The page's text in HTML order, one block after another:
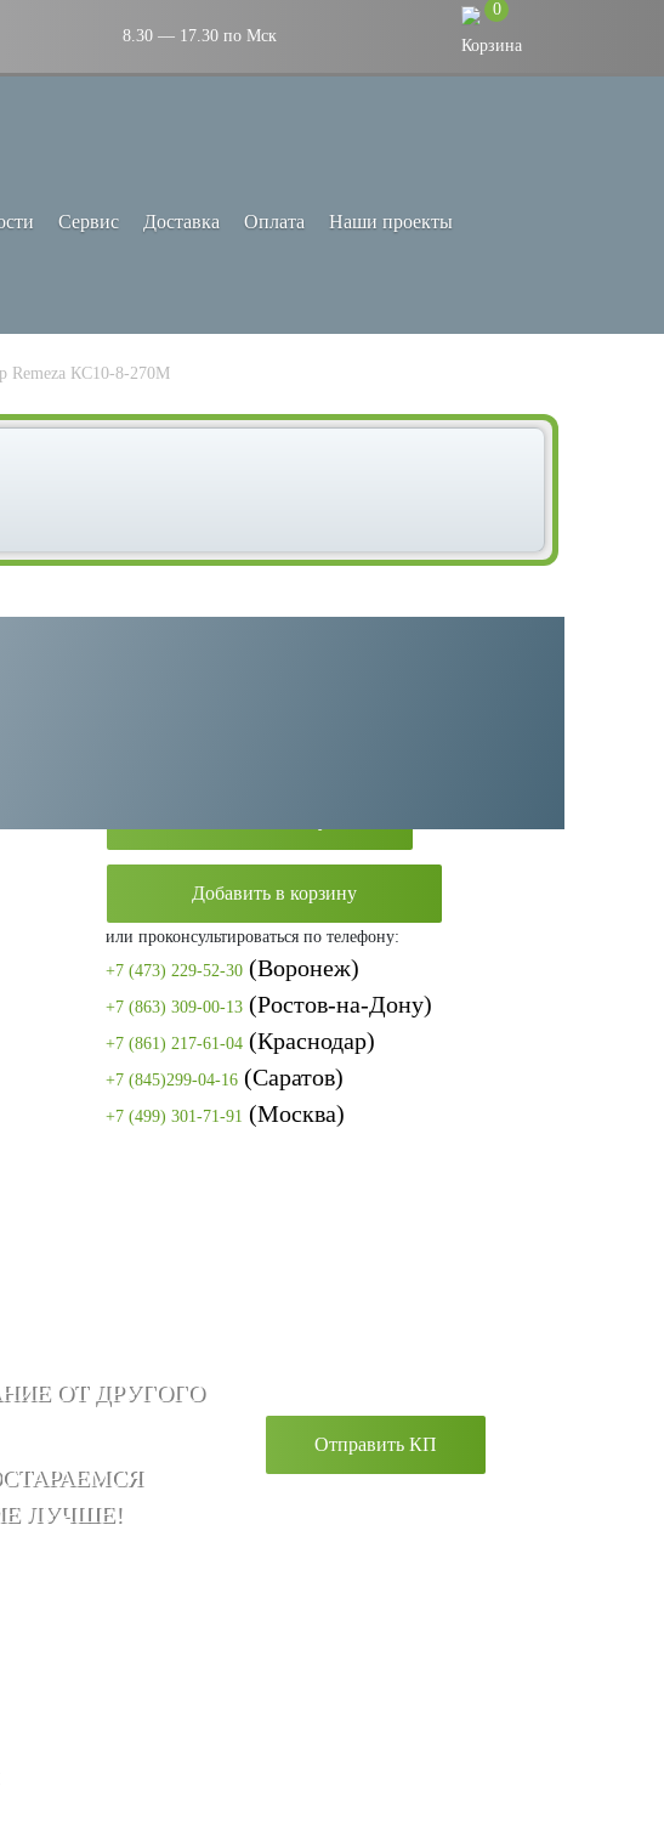
8.30 — 17.30 по Мск
0
Сервис Доставка Оплата Наши проекты
Remeza КС10-8-270М
Добавить в корзину
или проконсультироваться по телефону:
+7 (473) 229-52-30(Воронеж)
+7 (863) 309-00-13(Ростов-на-Дону)
+7 (861) 217-61-04(Краснодар)
+7 (845)299-04-16(Саратов)
+7 (499) 301-71-91 (Москва)
ОТ ДРУГОГО
ЛУЧШЕ!
Отправить КП